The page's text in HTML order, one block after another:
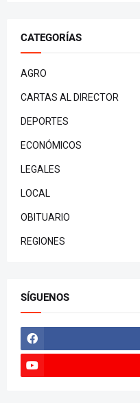
CATEGORÍAS
AGRO
CARTAS AL DIRECTOR
DEPORTES
ECONÓMICOS
LEGALES
LOCAL
OBITUARIO
REGIONES
SÍGUENOS